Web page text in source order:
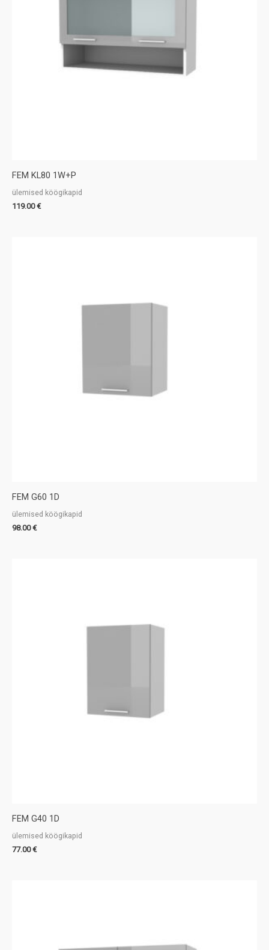
FEM KL80 1W+P
ülemised köögikapid
119.00€
FEM G60 1D
ülemised köögikapid
98.00€
FEM G40 1D
ülemised köögikapid
77.00€